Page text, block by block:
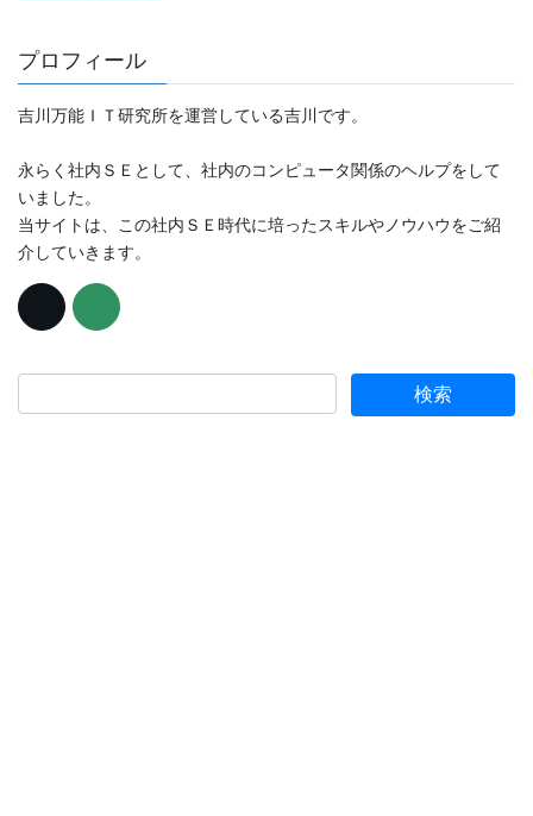
プロフィール
吉川万能ＩＴ研究所を運営している吉川です。
永らく社内ＳＥとして、社内のコンピュータ関係のヘルプをして
いました。
当サイトは、この社内ＳＥ時代に培ったスキルやノウハウをご紹
介していきます。